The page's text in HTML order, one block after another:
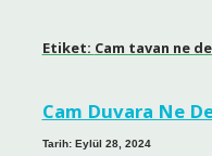
Etiket: Cam tavan ne
Cam Duvara Ne
Tarih: Eylül 28, 2024